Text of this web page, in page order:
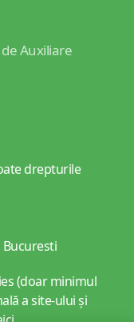
Auxiliare
drepturile
Bucuresti
(doar minimul
a site-ului și